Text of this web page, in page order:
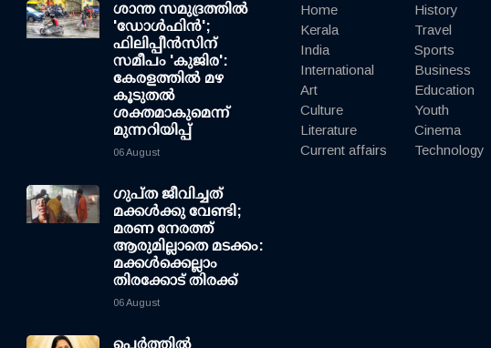
ശാന്ത സമുദ്രത്തില്‍
'ഡോള്‍ഫിന്‍';
ഫിലിപ്പീന്‍സിന്
സമീപം 'കുജിര':
കേരളത്തില്‍ മഴ
കൂടുതല്‍
ശക്തമാകുമെന്ന്
മുന്നറിയിപ്പ്
06 August
ഗുപ്ത ജീവിച്ചത്
മക്കള്‍ക്കു വേണ്ടി;
മരണ നേരത്ത്
ആരുമില്ലാതെ മടക്കം:
മക്കള്‍ക്കെല്ലാം
തിരക്കോട് തിരക്ക്
06 August
പെർത്തിൽ
Home
Kerala
India
International
Art
Culture
Literature
Current affairs
History
Travel
Sports
Business
Education
Youth
Cinema
Technology